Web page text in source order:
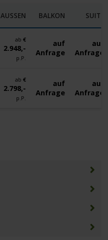
AUSSEN BALKON SUITE
ab€
2.948,-
p.P.
auf
Anfrage
auf
Anfrage
ab€
2.798,-
p.P.
auf
Anfrage
auf
Anfrage